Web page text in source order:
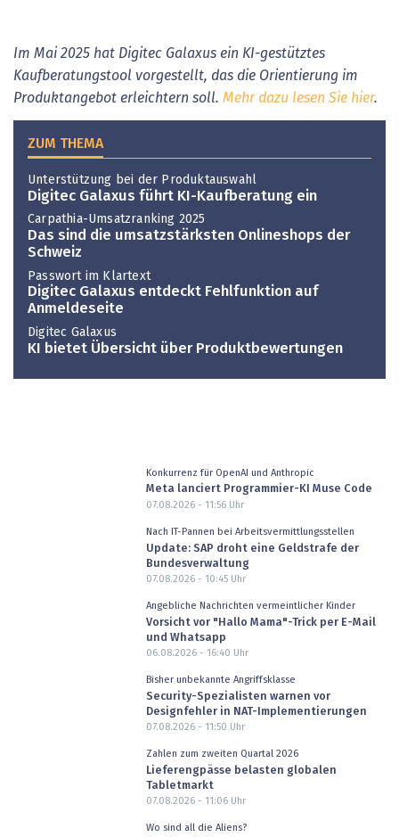
Im Mai 2025 hat Digitec Galaxus ein KI-gestütztes
Kaufberatungstool vorgestellt, das die Orientierung im
Produktangebot erleichtern soll. Mehr dazu lesen Sie hier.
ZUM THEMA
Unterstützung bei der Produktauswahl
Digitec Galaxus führt KI-Kaufberatung ein
Carpathia-Umsatzranking 2025
Das sind die umsatzstärksten Onlineshops der
Schweiz
Passwort im Klartext
Digitec Galaxus entdeckt Fehlfunktion auf
Anmeldeseite
Digitec Galaxus
KI bietet Übersicht über Produktbewertungen
Konkurrenz für OpenAI und Anthropic
Meta lanciert Programmier-KI Muse Code
07.08.2026 - 11:56Uhr
Nach IT-Pannen bei Arbeitsvermittlungsstellen
Update: SAP droht eine Geldstrafe der
Bundesverwaltung
07.08.2026 - 10:45Uhr
Angebliche Nachrichten vermeintlicher Kinder
Vorsicht vor "Hallo Mama"-Trick per E-Mail
und Whatsapp
06.08.2026 - 16:40 Uhr
Bisher unbekannte Angriffsklasse
Security-Spezialisten warnen vor
Designfehler in NAT-Implementierungen
07.08.2026 - 11:50 Uhr
Zahlen zum zweiten Quartal 2026
Lieferengpässe belasten globalen
Tabletmarkt
07.08.2026 - 11:06Uhr
Wo sind all die Aliens?